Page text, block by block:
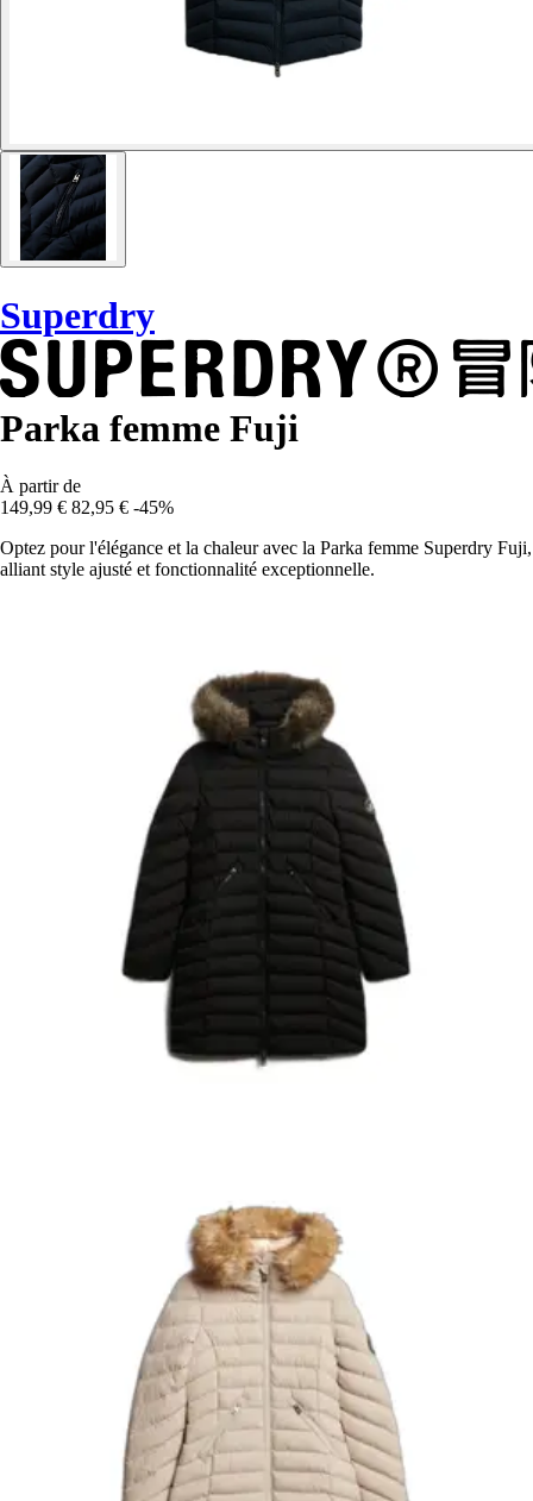
Superdry
Parka femme Fuji
À partir de
149,99 € 82,95 € -45%
Optez pour l'élégance et la chaleur avec la Parka femme Superdry Fuji,
alliant style ajusté et fonctionnalité exceptionnelle.